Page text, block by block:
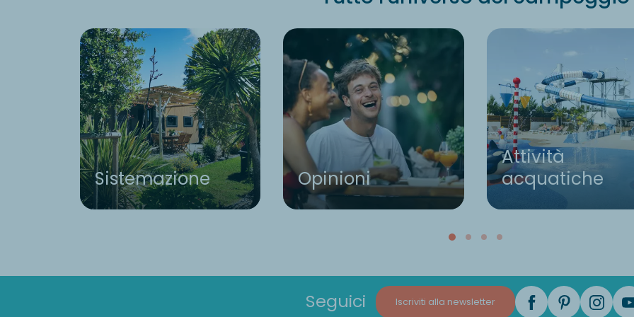
Sistemazione Opinioni
Attività
acquatiche
Seguici Iscriviti alla newsletter